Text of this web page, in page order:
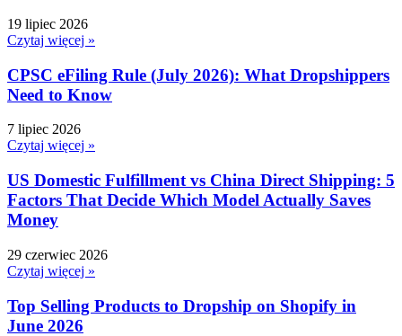
19 lipiec 2026
Czytaj więcej »
CPSC eFiling Rule (July 2026): What Dropshippers
Need to Know
7 lipiec 2026
Czytaj więcej »
US Domestic Fulfillment vs China Direct Shipping: 5
Factors That Decide Which Model Actually Saves
Money
29 czerwiec 2026
Czytaj więcej »
Top Selling Products to Dropship on Shopify in
June 2026